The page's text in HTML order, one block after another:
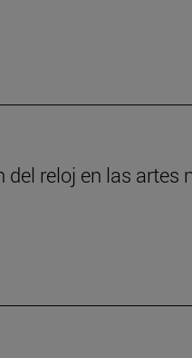
del reloj en las artes